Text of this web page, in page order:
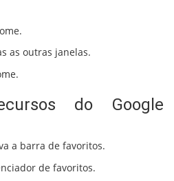
as outras janelas.
do Google
a barra de favoritos.
de favoritos.